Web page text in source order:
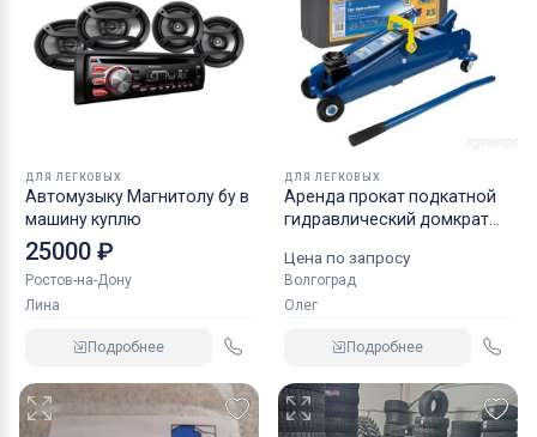
ДЛЯ ЛЕГКОВЫХ
Автомузыку Магнитолу бу в
машину куплю
25000 ₽
Ростов-на-Дону
Лина
Подробнее
ДЛЯ ЛЕГКОВЫХ
Аренда прокат подкатной
гидравлический домкрат
Цена по запросу
Волгоград
Олег
Подробнее